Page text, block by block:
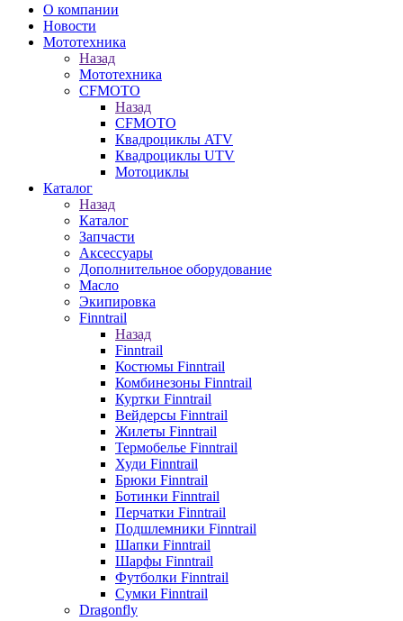
О компании
Новости
Мототехника
Назад
Мототехника
CFMOTO
Назад
CFMOTO
Квадроциклы ATV
Квадроциклы UTV
Мотоциклы
Каталог
Назад
Каталог
Запчасти
Аксессуары
Дополнительное оборудование
Масло
Экипировка
Finntrail
Назад
Finntrail
Костюмы Finntrail
Комбинезоны Finntrail
Куртки Finntrail
Вейдерсы Finntrail
Жилеты Finntrail
Термобелье Finntrail
Худи Finntrail
Брюки Finntrail
Ботинки Finntrail
Перчатки Finntrail
Подшлемники Finntrail
Шапки Finntrail
Шарфы Finntrail
Футболки Finntrail
Сумки Finntrail
Dragonfly